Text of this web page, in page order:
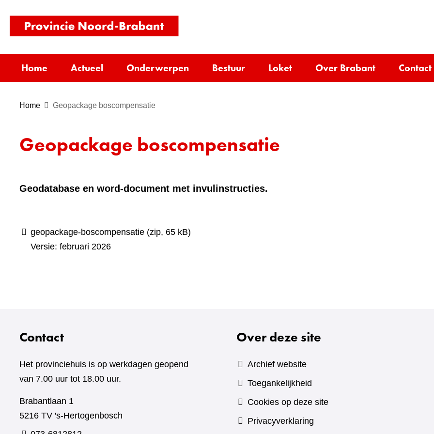
inhoud
homepage)
Home Actueel Onderwerpen Bestuur Loket Over Brabant Contact
Home Geopackage boscompensatie
Geopackage boscompensatie
Geodatabase en word-document met invulinstructies.
geopackage-boscompensatie (zip, 65 kB)
Versie: februari 2026
Contact
Het provinciehuis is op werkdagen geopend
van 7.00 uur tot 18.00 uur.
Brabantlaan 1
5216 TV 's-Hertogenbosch
Over deze site
Archief website
Toegankelijkheid
Cookies op deze site
Privacyverklaring